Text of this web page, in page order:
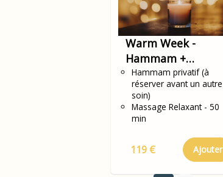
Warm Week -
Hammam +
Massage au choix
50 min en solo
Hammam privatif (à
réserver avant un autre
soin)
Massage Relaxant - 50
min
119 € Ajouter